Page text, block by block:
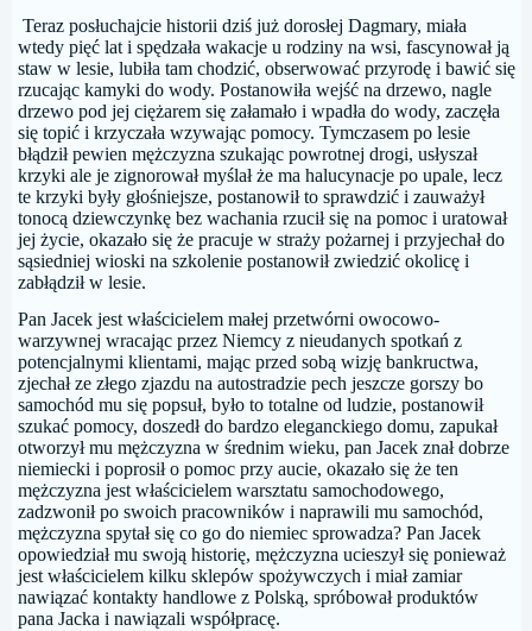
Teraz posłuchajcie historii dziś już dorosłej Dagmary, miała
wtedy pięć lat i spędzała wakacje u rodziny na wsi, fascynował ją
staw w lesie, lubiła tam chodzić, obserwować przyrodę i bawić się
rzucając kamyki do wody. Postanowiła wejść na drzewo, nagle
drzewo pod jej ciężarem się załamało i wpadła do wody, zaczęła
się topić i krzyczała wzywając pomocy. Tymczasem po lesie
błądził pewien mężczyzna szukając powrotnej drogi, usłyszał
krzyki ale je zignorował myślał że ma halucynacje po upale, lecz
te krzyki były głośniejsze, postanowił to sprawdzić i zauważył
tonocą dziewczynkę bez wachania rzucił się na pomoc i uratował
jej życie, okazało się że pracuje w straży pożarnej i przyjechał do
sąsiedniej wioski na szkolenie postanowił zwiedzić okolicę i
zabłądził w lesie.
Pan Jacek jest właścicielem małej przetwórni owocowo-
warzywnej wracając przez Niemcy z nieudanych spotkań z
potencjalnymi klientami, mając przed sobą wizję bankructwa,
zjechał ze złego zjazdu na autostradzie pech jeszcze gorszy bo
samochód mu się popsuł, było to totalne od ludzie, postanowił
szukać pomocy, doszedł do bardzo eleganckiego domu, zapukał
otworzył mu mężczyzna w średnim wieku, pan Jacek znał dobrze
niemiecki i poprosił o pomoc przy aucie, okazało się że ten
mężczyzna jest właścicielem warsztatu samochodowego,
zadzwonił po swoich pracowników i naprawili mu samochód,
mężczyzna spytał się co go do niemiec sprowadza? Pan Jacek
opowiedział mu swoją historię, mężczyzna ucieszył się ponieważ
jest właścicielem kilku sklepów spożywczych i miał zamiar
nawiązać kontakty handlowe z Polską, spróbował produktów
pana Jacka i nawiązali współpracę.